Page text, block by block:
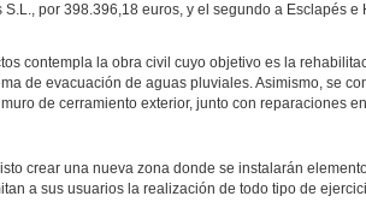
por 398.396,18 euros, y el segundo a Esclapés e
contempla la obra civil cuyo objetivo es la
de evacuación de aguas pluviales. Asimismo, se
de cerramiento exterior, junto con reparaciones
crear una nueva zona donde se instalarán
a sus usuarios la realización de todo tipo de